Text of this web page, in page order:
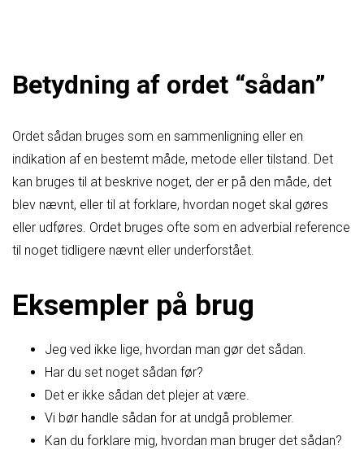
Betydning af ordet “sådan”
Ordet sådan bruges som en sammenligning eller en
indikation af en bestemt måde, metode eller tilstand. Det
kan bruges til at beskrive noget, der er på den måde, det
blev nævnt, eller til at forklare, hvordan noget skal gøres
eller udføres. Ordet bruges ofte som en adverbial reference
til noget tidligere nævnt eller underforstået.
Eksempler på brug
Jeg ved ikke lige, hvordan man gør det sådan.
Har du set noget sådan før?
Det er ikke sådan det plejer at være.
Vi bør handle sådan for at undgå problemer.
Kan du forklare mig, hvordan man bruger det sådan?